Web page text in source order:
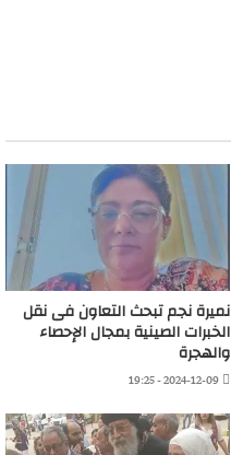
نميرة نجم تبحث التعاون فى نقل
الخبرات الصينية بمجال الإحصاء
والهجرة
2024-12-09 - 19:25